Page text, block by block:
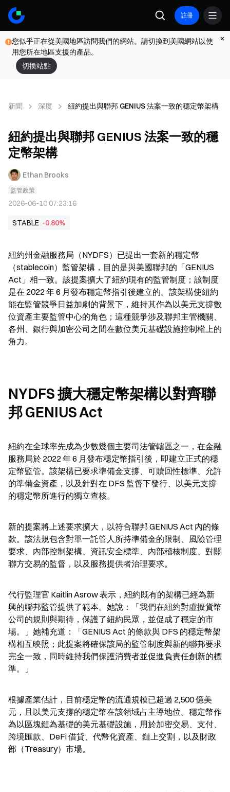
註冊
您似乎正在從美國地區訪問我們的網站。請切換到美國網站以使
用您所在地區支援的產品。
切換站點
新聞 深度 紐約提出與聯邦 GENIUS 法案一致的穩定幣架構
紐約提出與聯邦 GENIUS 法案一致的穩
定幣架構
Ethan Brooks
監管政策
2026-06-10 07:23:16
STABLE -0.80%
紐約州金融服務局（NYDFS）已提出一套新的穩定幣
（stablecoin）監管架構，目的是與美國聯邦的「GENIUS
Act」相一致。該提案擴大了紐約現有的監管制度；該制度
是在 2022 年 6 月發布穩定幣指引後建立的。該架構使紐約
能在監管競爭日益加劇的背景下，維持其作為以美元支撐數
位資產主要監管中心的角色；這種競爭涉及聯邦主管機關、
各州、銀行與加密公司之間在數位美元基礎設施控制權上的
角力。
NYDFS 擴大穩定幣架構以對齊聯
邦 GENIUS Act
紐約在全球率先成為少數幾個主要司法管轄區之一，在金融
服務局於 2022 年 6 月發布穩定幣指引後，即建立正式的穩
定幣監管。該架構已要求準備金支撐、可贖回性標準、允許
的準備金資產，以及針對在 DFS 監督下發行、以美元支撐
的穩定幣所進行的獨立查核。
新的提案將上述要求擴大，以符合聯邦 GENIUS Act 內的條
款。該法規包含對單一託管人所持準備金的限制、風險管理
要求、內部控制架構、資訊安全標準、內部稽核制度、對關
聯方交易的監督，以及服務提供者治理要求。
代行監理官 Kaitlin Asrow 表示，紐約既有的架構已經為新
興的聯邦監管提供了範本。她說：「我們在紐約對虛擬貨幣
公司的規則與期待，保護了紐約民眾，並促成了穩定的市
場。」她補充道：「GENIUS Act 的條款與 DFS 的穩定幣架
構相互映照；此提案將確保該局的監管制度與新的聯邦要求
完全一致，同時維持我們保護消費者並促進負責任創新的標
準。」
根據產業估計，目前穩定幣的流通規模已超過 2,500 億美
元，且以美元支撐的穩定幣在該領域占主導地位。穩定幣作
為以區塊鏈為基礎的美元基礎設施，用於加密交易、支付、
跨境匯款、DeFi 借貸、代幣化資產、鏈上交割，以及財政
部（Treasury）市場。